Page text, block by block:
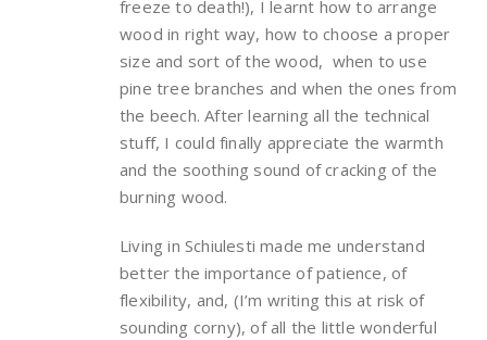
freeze to death!), I learnt how to arrange
wood in right way, how to choose a proper
size and sort of the wood, when to use
pine tree branches and when the ones from
the beech. After learning all the technical
stuff, I could finally appreciate the warmth
and the soothing sound of cracking of the
burning wood.
Living in Schiulesti made me understand
better the importance of patience, of
flexibility, and, (I’m writing this at risk of
sounding corny), of all the little wonderful